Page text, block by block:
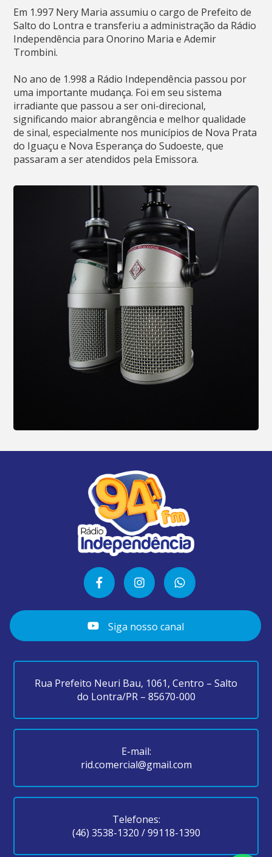
Em 1.997 Nery Maria assumiu o cargo de Prefeito de
Salto do Lontra e transferiu a administração da Rádio
Independência para Onorino Maria e Ademir
Trombini.
No ano de 1.998 a Rádio Independência passou por
uma importante mudança. Foi em seu sistema
irradiante que passou a ser oni-direcional,
significando maior abrangência e melhor qualidade
de sinal, especialmente nos municípios de Nova Prata
do Iguaçu e Nova Esperança do Sudoeste, que
passaram a ser atendidos pela Emissora.
Siga nosso canal
Rua Prefeito Neuri Bau, 1061, Centro – Salto
do Lontra/PR – 85670-000
E-mail:
rid.comercial@gmail.com
Telefones:
(46) 3538-1320 /99118-1390